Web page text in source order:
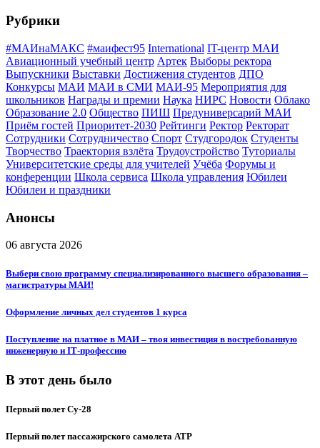
Рубрики
#МАИнаМАКС #маифест95 International IT-центр МАИ
Авиационный учебный центр Артек Выборы ректора
Выпускники Выставки Достижения студентов ДПО
Конкурсы МАИ МАИ в СМИ МАИ-95 Мероприятия для
школьников Награды и премии Наука НИРС Новости Облако
Образование 2.0 Общество ПИШ Предуниверсарий МАИ
Приём гостей Приоритет-2030 Рейтинги Ректор Ректорат
Сотрудники Сотрудничество Спорт Студгородок Студенты
Творчество Траектория взлёта Трудоустройство Туториалы
Университетские среды для учителей Учёба Форумы и
конференции Школа сервиса Школа управления Юбилеи
Юбилеи и праздники
Анонсы
06 августа 2026
Выбери свою программу специализированного высшего образования –
магистратуры МАИ!
Оформление личных дел студентов 1 курса
Поступление на платное в МАИ – твоя инвестиция в востребованную
инженерную и IT‑профессию
В этот день было
Первый полет Су-28
Первый полет пассажирского самолета ATP